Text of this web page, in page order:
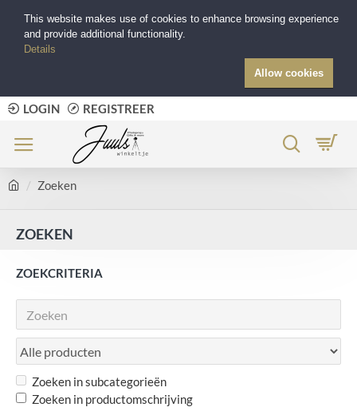
LOGIN REGISTREER
Zoeken
ZOEKEN
ZOEKCRITERIA
Zoeken in subcategorieën
Zoeken in productomschrijving
This website makes use of cookies to enhance browsing experience
and provide additional functionality.
Details
Allow cookies